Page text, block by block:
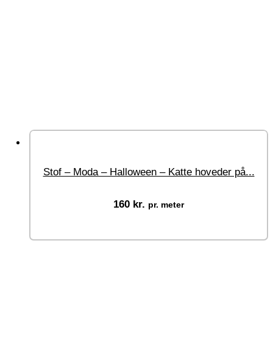
Stof – Moda – Halloween – Katte hoveder på...
160 kr. pr. meter